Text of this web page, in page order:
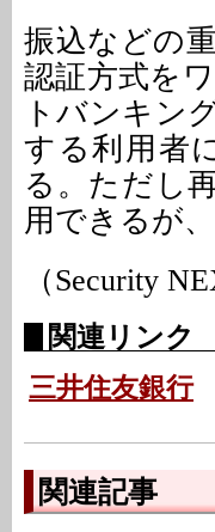
振込などの
認証方式を
トバンキン
する利用者
る。ただし
用できるが
（Security
関連リンク
三井住友銀行
関連記事